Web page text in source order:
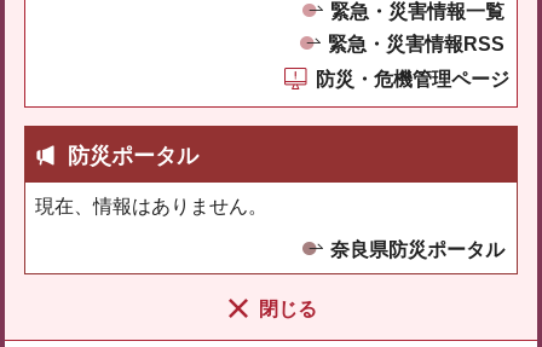
緊急・災害情報一覧
緊急・災害情報RSS
防災・危機管理ページ
防災ポータル
現在、情報はありません。
奈良県防災ポータル
閉じる